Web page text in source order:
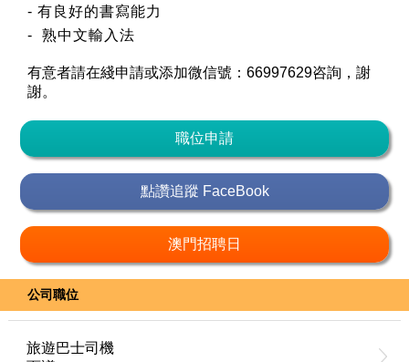
- 有良好的書寫能力
- 熟中文輸入法
有意者請在綫申請或添加微信號：66997629咨詢，謝
謝。
職位申請
點讚追蹤 FaceBook
澳門招聘日
公司職位
旅遊巴士司機